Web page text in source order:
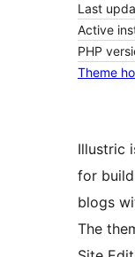
Last
Active
PHP
Theme
Illustric
for
blogs
The